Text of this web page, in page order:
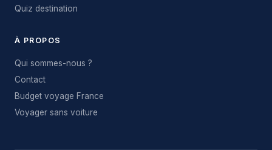
Quiz destination
À PROPOS
Qui sommes-nous ?
Contact
Budget voyage France
Voyager sans voiture